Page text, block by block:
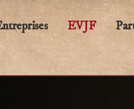
EVJF